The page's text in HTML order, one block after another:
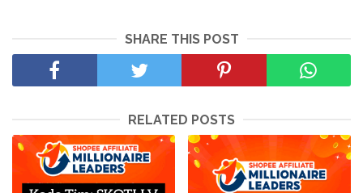
SHARE THIS POST
RELATED POSTS